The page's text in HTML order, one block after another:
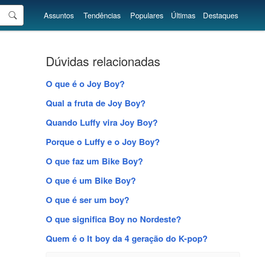
Assuntos Tendências Populares Últimas Destaques
Dúvidas relacionadas
O que é o Joy Boy?
Qual a fruta de Joy Boy?
Quando Luffy vira Joy Boy?
Porque o Luffy e o Joy Boy?
O que faz um Bike Boy?
O que é um Bike Boy?
O que é ser um boy?
O que significa Boy no Nordeste?
Quem é o It boy da 4 geração do K-pop?